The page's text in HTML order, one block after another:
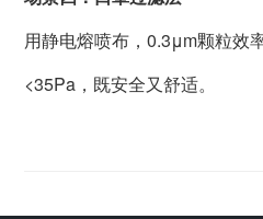
用静电熔喷布，0.3μm颗粒效
<35Pa，既安全又舒适。